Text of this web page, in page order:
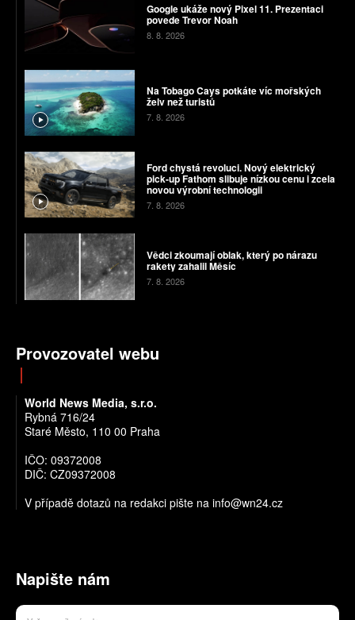
Google ukáže nový Pixel 11. Prezentaci
povede Trevor Noah
8. 8. 2026
Na Tobago Cays potkáte víc mořských
želv než turistů
7. 8. 2026
Ford chystá revoluci. Nový elektrický
pick-up Fathom slibuje nízkou cenu i zcela
novou výrobní technologii
7. 8. 2026
Vědci zkoumají oblak, který po nárazu
rakety zahalil Měsíc
7. 8. 2026
Provozovatel webu
World News Media, s.r.o.
Rybná 716/24
Staré Město, 110 00 Praha
IČO: 09372008
DIČ: CZ09372008
V případě dotazů na redakci pište na info@wn24.cz
Napište nám